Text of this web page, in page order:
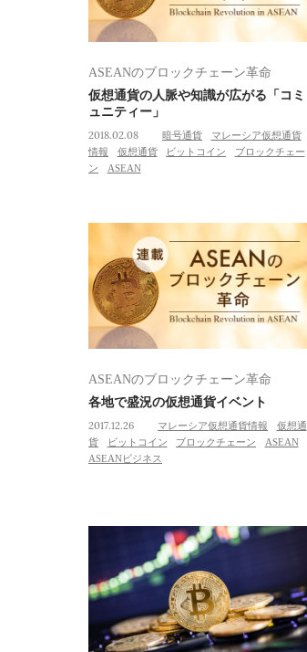
ASEANのブロックチェーン革命
仮想通貨の人脈や知識が広がる「コミ
ュニティー」
2018.02.08 暗号通貨
マレーシア仮想通貨
情報
仮想通貨 ビットコイン
ブロックチェー
ン
ASEAN
ASEANのブロックチェーン革命
各地で盛況の仮想通貨イベント
2017.12.26 マレーシア仮想通貨情報
仮想通
貨
ビットコイン ブロックチェーン
ASEAN
ASEANビジネス